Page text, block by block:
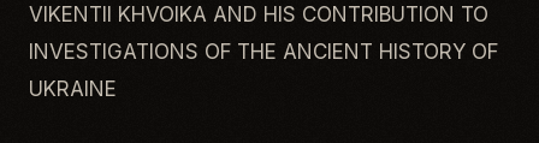
VIKENTII KHVOIKA AND HIS CONTRIBUTION TO
INVESTIGATIONS OF THE ANCIENT HISTORY OF
UKRAINE